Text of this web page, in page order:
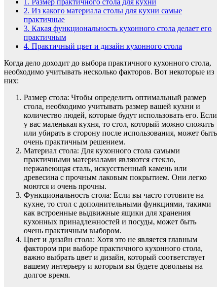
1. Размер практичного стола для кухни
2. Из какого материала столы для кухни самые
практичные
3. Какая функциональность кухонного стола делает его
практичным
4. Практичный цвет и дизайн кухонного стола
Когда дело доходит до выбора практичного кухонного стола,
необходимо учитывать несколько факторов. Вот некоторые из
них:
Размер стола: Чтобы определить оптимальный размер
стола, необходимо учитывать размер вашей кухни и
количество людей, которые будут использовать его. Если
у вас маленькая кухня, то стол, который можно сложить
или убирать в сторону после использования, может быть
очень практичным решением.
Материал стола: Для кухонного стола самыми
практичными материалами являются стекло,
нержавеющая сталь, искусственный камень или
древесина с прочным лаковым покрытием. Они легко
моются и очень прочны.
Функциональность стола: Если вы часто готовите на
кухне, то стол с дополнительными функциями, такими
как встроенные выдвижные ящики для хранения
кухонных принадлежностей и посуды, может быть
очень практичным выбором.
Цвет и дизайн стола: Хотя это не является главным
фактором при выборе практичного кухонного стола,
важно выбрать цвет и дизайн, который соответствует
вашему интерьеру и которым вы будете довольны на
долгое время.